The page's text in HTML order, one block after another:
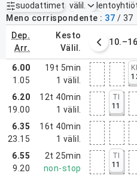
suodattimet
Aktiiviset suodattimet ei
välil.
Meno corrispondente
37 / 37
dep.
arr.
kesto
välil.
elokuuta 2026
6.00
1.05
19t 5min
1 välil.
6.20
19.00
12t 40min
1 välil.
TI
11
6.35
23.15
16t 40min
1 välil.
6.55
9.20
2t 25min
non-stop
TI
11